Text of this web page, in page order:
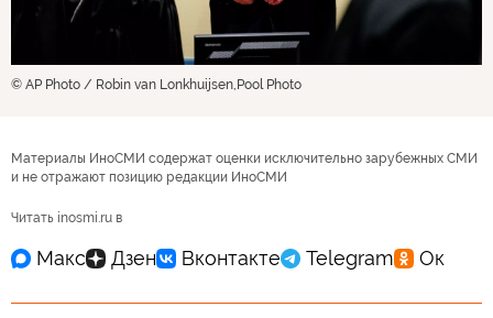
© AP Photo / Robin van Lonkhuijsen,Pool Photo
Материалы ИноСМИ содержат оценки исключительно зарубежных СМИ
и не отражают позицию редакции ИноСМИ
Читать inosmi.ru в